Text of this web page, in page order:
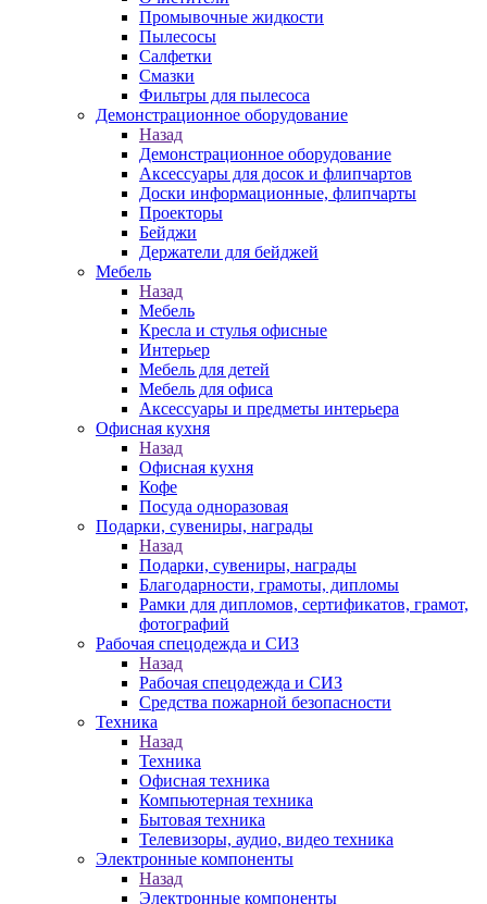
Промывочные жидкости
Пылесосы
Салфетки
Смазки
Фильтры для пылесоса
Демонстрационное оборудование
Назад
Демонстрационное оборудование
Аксессуары для досок и флипчартов
Доски информационные, флипчарты
Проекторы
Бейджи
Держатели для бейджей
Мебель
Назад
Мебель
Кресла и стулья офисные
Интерьер
Мебель для детей
Мебель для офиса
Аксессуары и предметы интерьера
Офисная кухня
Назад
Офисная кухня
Кофе
Посуда одноразовая
Подарки, сувениры, награды
Назад
Подарки, сувениры, награды
Благодарности, грамоты, дипломы
Рамки для дипломов, сертификатов, грамот,
фотографий
Рабочая спецодежда и СИЗ
Назад
Рабочая спецодежда и СИЗ
Средства пожарной безопасности
Техника
Назад
Техника
Офисная техника
Компьютерная техника
Бытовая техника
Телевизоры, аудио, видео техника
Электронные компоненты
Назад
Электронные компоненты